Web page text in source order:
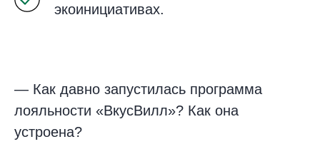
экоинициативах.
— Как давно запустилась программа
лояльности «ВкусВилл»? Как она
устроена?